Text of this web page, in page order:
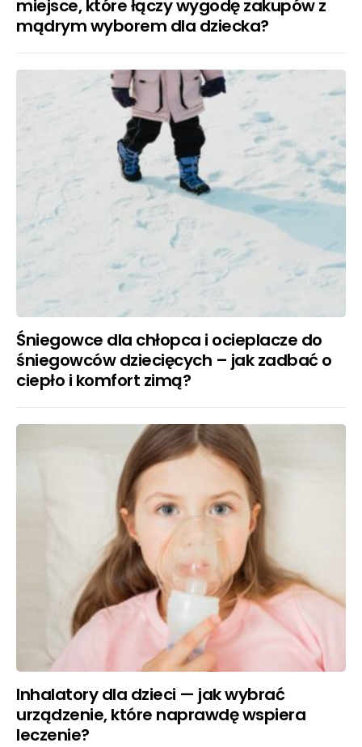
miejsce, które łączy wygodę zakupów z
mądrym wyborem dla dziecka?
Śniegowce dla chłopca i ocieplacze do
śniegowców dziecięcych – jak zadbać o
ciepło i komfort zimą?
Inhalatory dla dzieci — jak wybrać
urządzenie, które naprawdę wspiera
leczenie?